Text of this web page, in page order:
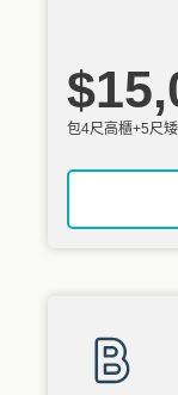
包4尺高櫃+5尺